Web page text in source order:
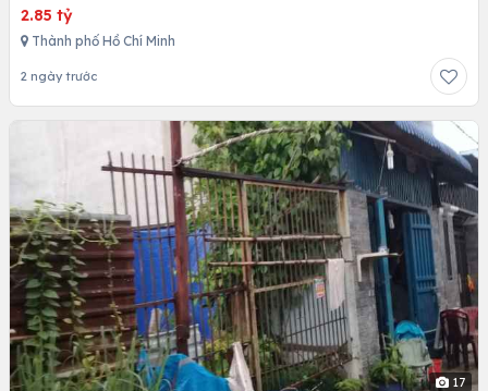
2.85 tỷ
Thành phố Hồ Chí Minh
2 ngày trước
17